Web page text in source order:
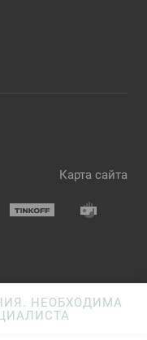
Карта сайта
НЕОБХОДИМА